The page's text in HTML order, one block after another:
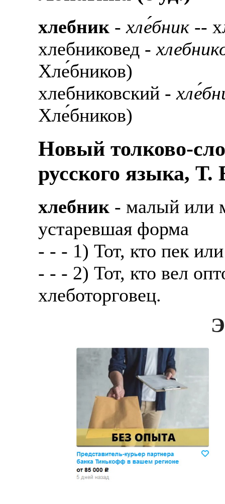
хлебник -хле́бник --
хлебниковед -
Хле́бников)
хлебниковский -
Хле́бников)
Новый толково-
русского языка,
хлебник - малый или
устаревшая форма
- - - 1) Тот, кто пек
- - - 2) Тот, кто вел
хлеботорговец.